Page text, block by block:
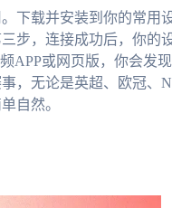
下载并安装到你的常用
步，连接成功后，你的
APP或网页版，你会发
，无论是英超、欧冠、
自然。